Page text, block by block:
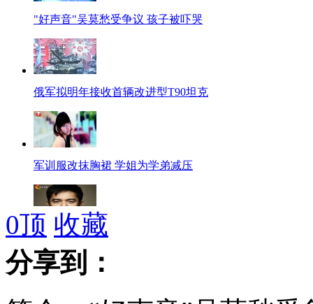
"好声音"吴莫愁受争议 孩子被吓哭
俄军拟明年接收首辆改进型T90坦克
军训服改抹胸裙 学姐为学弟减压
梁朝伟首谈拍日片 无限期搁置
0顶 收藏
分享到：